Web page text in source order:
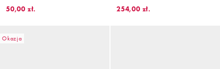
bengaliny, część zestawu
50,00 zł.
podwyższonym stanem
254,00 zł.
Okazja